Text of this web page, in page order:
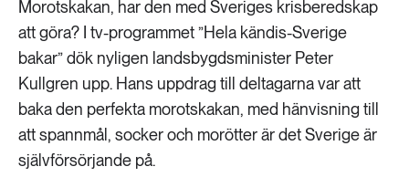
Morotskakan, har den med Sveriges krisberedskap
att göra? I tv-programmet ”Hela kändis-Sverige
bakar” dök nyligen landsbygdsminister Peter
Kullgren upp. Hans uppdrag till deltagarna var att
baka den perfekta morotskakan, med hänvisning till
att spannmål, socker och morötter är det Sverige är
självförsörjande på.